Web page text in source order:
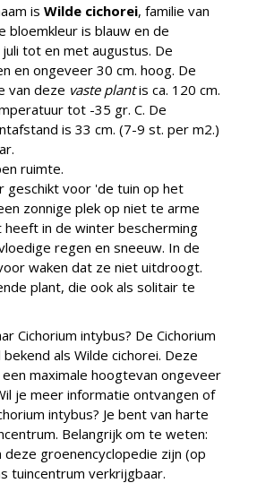
is Wilde cichorei, familie van
bloemkleur is blauw en de
tot en met augustus. De
en ongeveer 30 cm. hoog. De
van deze vaste plantis ca. 120 cm.
tot -35 gr. C. De
is 33 cm. (7-9 st. per m2.)
ruimte.
geschikt voor 'de tuin op het
zonnige plek op niet te arme
heeft in de winter bescherming
regen en sneeuw. In de
waken dat ze niet uitdroogt.
plant, die ook als solitair te
Cichorium intybus? De Cichorium
als Wilde cichorei. Deze
maximale hoogtevan ongeveer
je meer informatie ontvangen of
intybus? Je bent van harte
Belangrijk om te weten:
deze groenencyclopedie zijn (op
tuincentrum verkrijgbaar.